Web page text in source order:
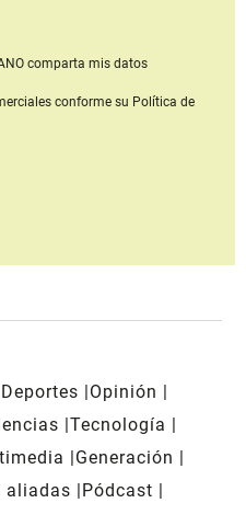
comparta mis datos
conforme su Política de
Deportes
Opinión
Tecnología
Generación
aliadas
Pódcast